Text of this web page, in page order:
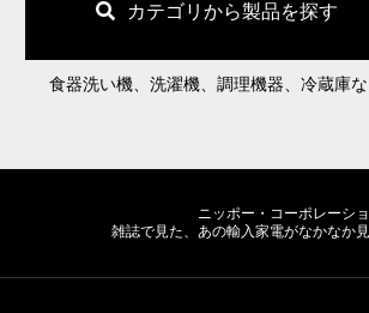
カテゴリから製品を探す
食器洗い機、洗濯機、調理機器、冷蔵庫
ニッポー・コーポレーシ
雑誌で見た、あの輸入家電がなかなか